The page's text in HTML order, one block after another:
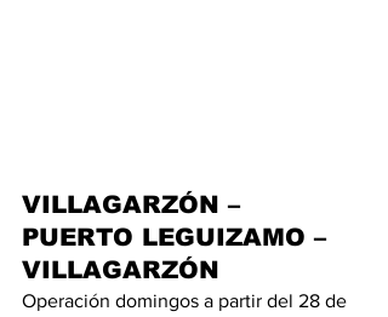
VILLAGARZÓN –
PUERTO LEGUIZAMO –
VILLAGARZÓN
Operación domingos a partir del 28 de